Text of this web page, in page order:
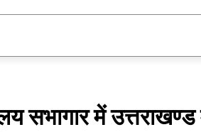
सभागार में